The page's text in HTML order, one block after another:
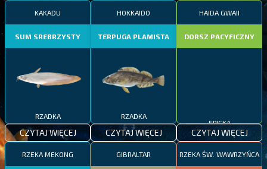
KAKADU
SUM SREBRZYSTY
RZADKA
CZYTAJ WIĘCEJ
HOKKAIDO
TERPUGA PLAMISTA
RZADKA
CZYTAJ WIĘCEJ
HAIDA GWAII
DORSZ PACYFICZNY
CZYTAJ WIĘCEJ
RZEKA MEKONG GIBRALTAR RZEKA ŚW. WAWRZYŃCA